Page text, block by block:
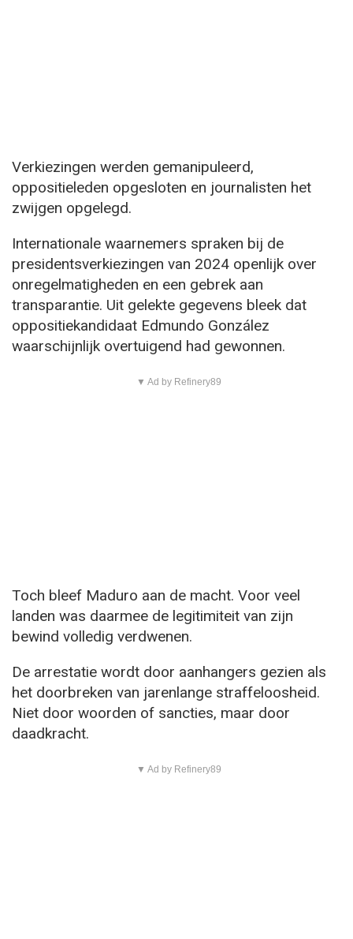
Verkiezingen werden gemanipuleerd,
oppositieleden opgesloten en journalisten het
zwijgen opgelegd.
Internationale waarnemers spraken bij de
presidentsverkiezingen van 2024 openlijk over
onregelmatigheden en een gebrek aan
transparantie. Uit gelekte gegevens bleek dat
oppositiekandidaat Edmundo González
waarschijnlijk overtuigend had gewonnen.
▼ Ad by Refinery89
Toch bleef Maduro aan de macht. Voor veel
landen was daarmee de legitimiteit van zijn
bewind volledig verdwenen.
De arrestatie wordt door aanhangers gezien als
het doorbreken van jarenlange straffeloosheid.
Niet door woorden of sancties, maar door
daadkracht.
▼ Ad by Refinery89